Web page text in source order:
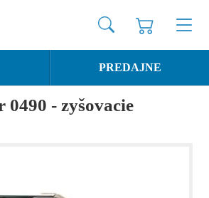
PREDAJNE
- zyšovacie